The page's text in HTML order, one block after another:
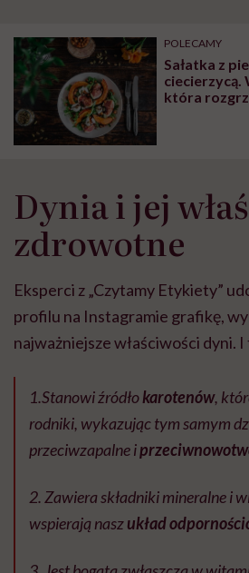
POLECAMY
Sałatka z
ciecierzycą.
która
Dynia i jej
zdrowotne
Eksperci z „Czytamy Etykiety”
profilu na Instagramie grafikę,
najważniejsze właściwości dyni.
1.Stanowi źródłokarotenów,
rodniki, wykazując tym samym
przeciwzapalne i
2. Zawiera składniki mineralne i
wspierają naszukład